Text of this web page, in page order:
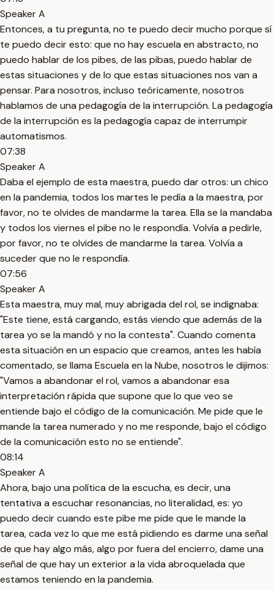
Speaker A
Entonces, a tu pregunta, no te puedo decir mucho porque sí
te puedo decir esto: que no hay escuela en abstracto, no
puedo hablar de los pibes, de las pibas, puedo hablar de
estas situaciones y de lo que estas situaciones nos van a
pensar. Para nosotros, incluso teóricamente, nosotros
hablamos de una pedagogía de la interrupción. La pedagogía
de la interrupción es la pedagogía capaz de interrumpir
automatismos.
07:38
Speaker A
Daba el ejemplo de esta maestra, puedo dar otros: un chico
en la pandemia, todos los martes le pedía a la maestra, por
favor, no te olvides de mandarme la tarea. Ella se la mandaba
y todos los viernes el pibe no le respondía. Volvía a pedirle,
por favor, no te olvides de mandarme la tarea. Volvía a
suceder que no le respondía.
07:56
Speaker A
Esta maestra, muy mal, muy abrigada del rol, se indignaba:
"Este tiene, está cargando, estás viendo que además de la
tarea yo se la mandó y no la contesta". Cuando comenta
esta situación en un espacio que creamos, antes les había
comentado, se llama Escuela en la Nube, nosotros le dijimos:
"Vamos a abandonar el rol, vamos a abandonar esa
interpretación rápida que supone que lo que veo se
entiende bajo el código de la comunicación. Me pide que le
mande la tarea numerado y no me responde, bajo el código
de la comunicación esto no se entiende".
08:14
Speaker A
Ahora, bajo una política de la escucha, es decir, una
tentativa a escuchar resonancias, no literalidad, es: yo
puedo decir cuando este pibe me pide que le mande la
tarea, cada vez lo que me está pidiendo es darme una señal
de que hay algo más, algo por fuera del encierro, dame una
señal de que hay un exterior a la vida abroquelada que
estamos teniendo en la pandemia.